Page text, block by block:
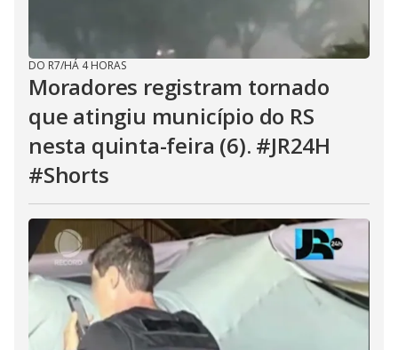
DO R7/HÁ 4 HORAS
Moradores registram tornado
que atingiu município do RS
nesta quinta-feira (6). #JR24H
#Shorts